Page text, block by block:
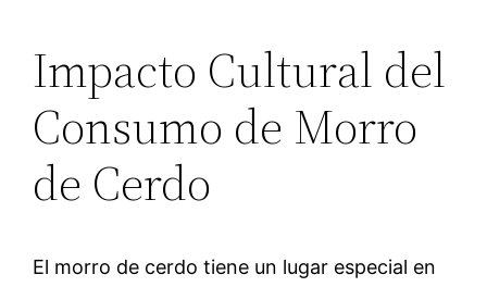
Impacto Cultural del
Consumo de Morro
de Cerdo
El morro de cerdo tiene un lugar especial en